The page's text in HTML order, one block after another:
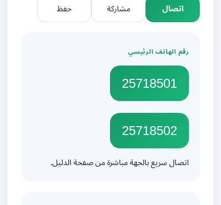
اتصال
مشاركة
رقم الهاتف الرئيسي
25718501
25718502
اتصال سريع بالجهة مباشرة من صفحة الدليل.